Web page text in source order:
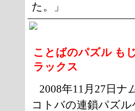
た。」
ことばのパズル も
ラックス
2008年11月27日ナ
コトバの連鎖パズル